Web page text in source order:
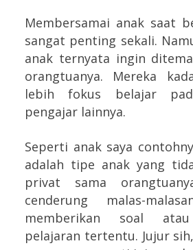
Membersamai anak saat
sangat penting sekali.
anak ternyata ingin
orangtuanya. Mereka
lebih fokus belajar
pengajar lainnya.
Seperti anak saya
adalah tipe anak yang
privat sama
cenderung malas-
memberikan soal atau
pelajaran tertentu. Jujur